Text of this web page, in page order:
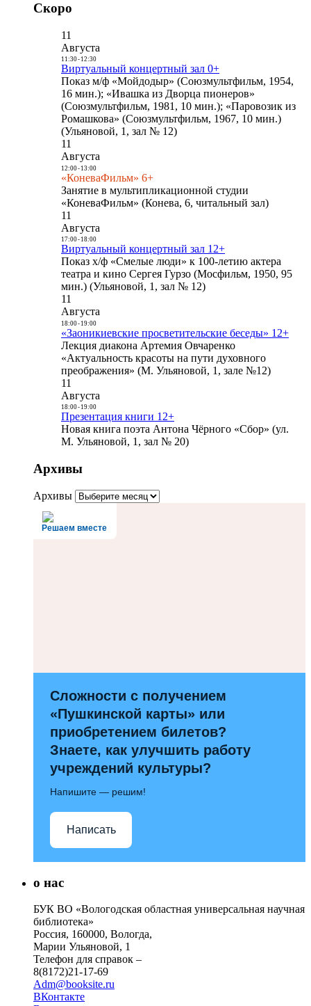
Скоро
11
Августа
11:30- 12:30
Виртуальный концертный зал 0+
Показ м/ф «Мойдодыр» (Союзмультфильм, 1954,
16 мин.); «Ивашка из Дворца пионеров»
(Союзмультфильм, 1981, 10 мин.); «Паровозик из
Ромашкова» (Союзмультфильм, 1967, 10 мин.)
(Ульяновой, 1, зал № 12)
11
Августа
12:00- 13:00
«КоневаФильм» 6+
Занятие в мультипликационной студии
«КоневаФильм» (Конева, 6, читальный зал)
11
Августа
17:00- 18:00
Виртуальный концертный зал 12+
Показ х/ф «Смелые люди» к 100-летию актера
театра и кино Сергея Гурзо (Мосфильм, 1950, 95
мин.) (Ульяновой, 1, зал № 12)
11
Августа
18:00- 19:00
«Заоникиевские просветительские беседы» 12+
Лекция диакона Артемия Овчаренко
«Актуальность красоты на пути духовного
преображения» (М. Ульяновой, 1, зале №12)
11
Августа
18:00- 19:00
Презентация книги 12+
Новая книга поэта Антона Чёрного «Сбор» (ул.
М. Ульяновой, 1, зал № 20)
Архивы
Архивы
Решаем вместе
Сложности с получением
«Пушкинской карты» или
приобретением билетов?
Знаете, как улучшить работу
учреждений культуры?
Напишите — решим!
Написать
о нас
БУК ВО «Вологодская областная универсальная научная
библиотека»
Россия, 160000, Вологда,
Марии Ульяновой, 1
Телефон для справок –
8(8172)21-17-69
Adm@booksite.ru
ВКонтакте